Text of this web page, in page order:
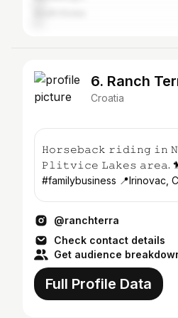
6. Ranch
Croatia
𝙷𝚘𝚛𝚜𝚎𝚋𝚊𝚌𝚔 𝚛𝚒𝚍𝚒𝚗𝚐 𝚒𝚗
𝙿𝚕𝚒𝚝𝚟𝚒𝚌𝚎 𝙻𝚊𝚔𝚎𝚜 𝚊𝚛𝚎𝚊.
#familybusiness 📍Irinovac, Croatia 📧
@ranchterra
Check contact details
Get audience
Full Profile Data